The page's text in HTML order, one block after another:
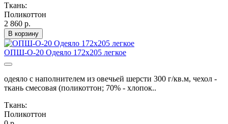
Ткань:
Поликоттон
2 860 р.
В корзину
ОПШ-О-20 Одеяло 172х205 легкое
одеяло с наполнителем из овечьей шерсти 300 г/кв.м, чехол -
ткань смесовая (поликоттон; 70% - хлопок..
Ткань:
Поликоттон